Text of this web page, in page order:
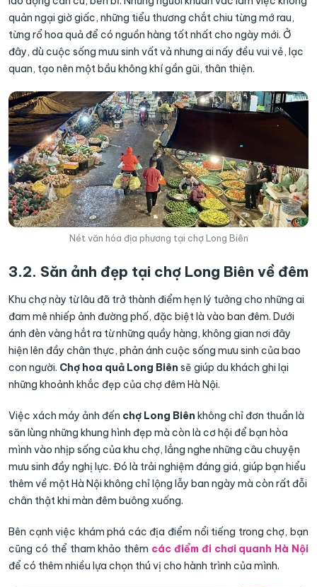
quản ngại giờ giấc, những tiểu thương chắt chiu từng mớ rau,
từng rổ hoa quả để có nguồn hàng tốt nhất cho ngày mới. Ở
đây, dù cuộc sống mưu sinh vất vả nhưng ai nấy đều vui vẻ, lạc
quan, tạo nên một bầu không khí gần gũi, thân thiện.
Nét văn hóa địa phương tại chợ Long Biên
3.2. Săn ảnh đẹp tại chợ Long Biên về đêm
Khu chợ này từ lâu đã trở thành điểm hẹn lý tưởng cho những ai
đam mê nhiếp ảnh đường phố, đặc biệt là vào ban đêm. Dưới
ánh đèn vàng hắt ra từ những quầy hàng, không gian nơi đây
hiện lên đầy chân thực, phản ánh cuộc sống mưu sinh của bao
con người. Chợ hoa quả Long Biên sẽ giúp du khách ghi lại
những khoảnh khắc đẹp của chợ đêm Hà Nội.
Việc xách máy ảnh đến chợ Long Biên không chỉ đơn thuần là
săn lùng những khung hình đẹp mà còn là cơ hội để bạn hòa
mình vào nhịp sống của khu chợ, lắng nghe những câu chuyện
mưu sinh đầy nghị lực. Đó là trải nghiệm đáng giá, giúp bạn hiểu
thêm về một Hà Nội không chỉ lộng lẫy ban ngày mà còn rất đỗi
chân thật khi màn đêm buông xuống.
Bên cạnh việc khám phá các địa điểm nổi tiếng trong chợ, bạn
cũng có thể tham khảo thêm các điểm đi chơi quanh Hà Nội
để có thêm nhiều lựa chọn thú vị cho hành trình của mình.